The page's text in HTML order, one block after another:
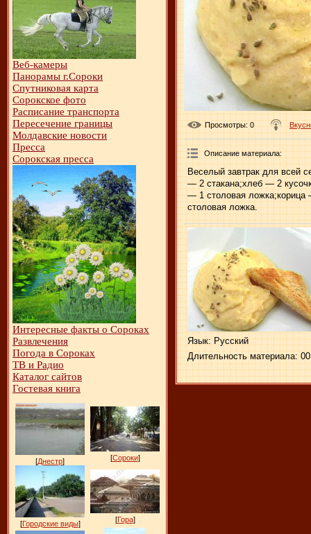
Веб-камеры
Панорамы г.Сороки
Спутниковая карта
Сорокское фото
Расписание транспорта
Пересечение границы
Молдавские новости
Пресса
Сорокская пресса
Интересные факты о Сороках
Развлечения
Погода в Сороках
ТВ и Радио
Каталог сайтов
Гостевая книга
[Днестр] [Сороки]
[Городские виды] [Гора]
Просмотры: 0
Описание материала:
Веселый завтрак для всей
— 2 стакана;хлеб — 2
— 1 столовая ложка;корица
столовая ложка.
Язык: Русский
Длительность материала: